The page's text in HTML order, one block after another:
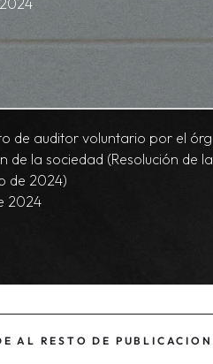
de auditor voluntario por el
de la sociedad (Resolución de
de 2024)
2024
AL RESTO DE